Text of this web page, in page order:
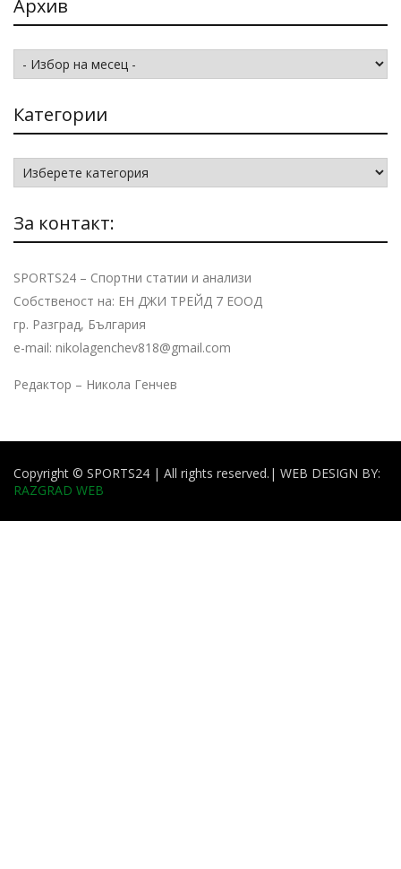
Архив
Архив
Категории
Категории
За контакт:
SPORTS24 – Спортни статии и анализи
Собственост на: ЕН ДЖИ ТРЕЙД 7 ЕООД
гр. Разград, България
e-mail: nikolagenchev818@gmail.com
Редактор – Никола Генчев
Copyright © SPORTS24 | All rights reserved. | WEB DESIGN BY:
RAZGRAD WEB